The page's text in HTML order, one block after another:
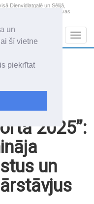
un
šī vietne
piekrītat
Dienvidlatgalē un Sēlijā,
valstspilsētu, Augšdaugavas
+20.6
2025”:
un